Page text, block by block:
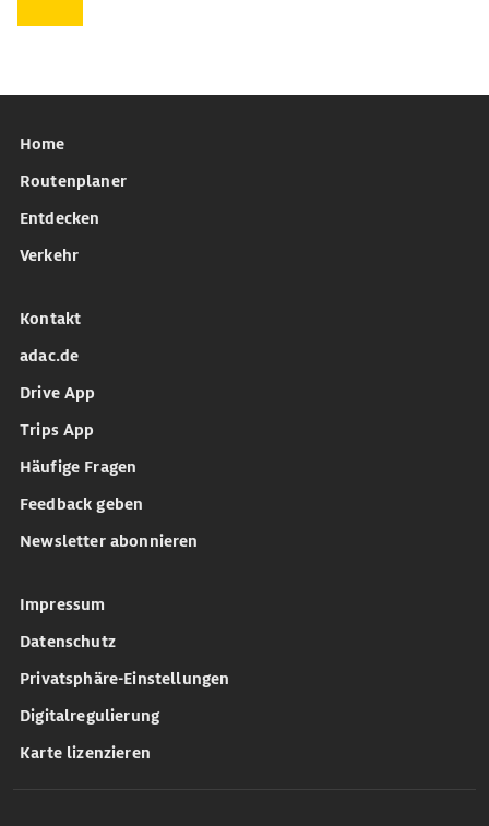
Home
Routenplaner
Entdecken
Verkehr
Kontakt
adac.de
Drive App
Trips App
Häufige Fragen
Feedback geben
Newsletter abonnieren
Impressum
Datenschutz
Privatsphäre-Einstellungen
Digitalregulierung
Karte lizenzieren